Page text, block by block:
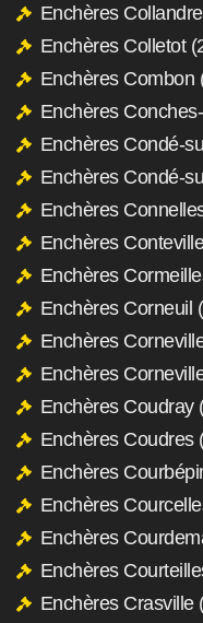
Enchères
Enchères Colletot
Enchères Combon
Enchères
Enchères Condé-
Enchères Condé-
Enchères
Enchères
Enchères
Enchères Corneuil
Enchères
Enchères
Enchères Coudray
Enchères Coudres
Enchères
Enchères
Enchères
Enchères
Enchères Crasville